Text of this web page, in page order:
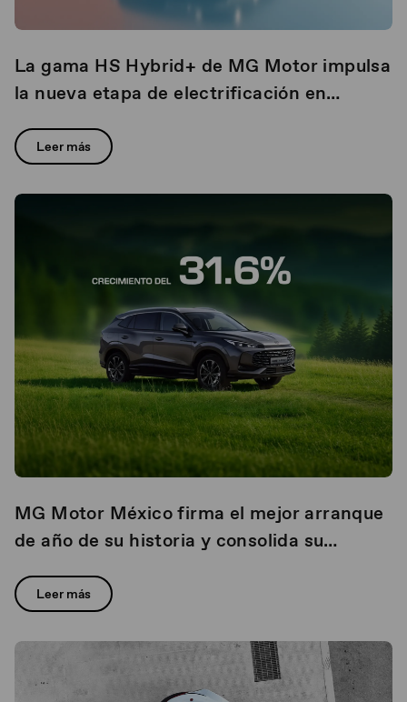
La gama HS Hybrid+ de MG Motor impulsa
la nueva etapa de electrificación en
Leer más
MG Motor México firma el mejor arranque
de año de su historia y consolida su
Leer más